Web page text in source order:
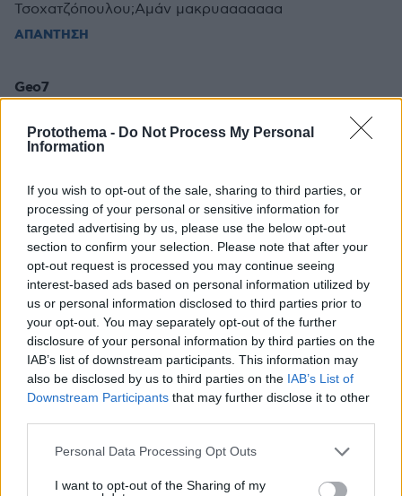
Protothema - Do Not Process My Personal
Information
If you wish to opt-out of the sale, sharing to third parties, or
processing of your personal or sensitive information for
targeted advertising by us, please use the below opt-out
section to confirm your selection. Please note that after your
opt-out request is processed you may continue seeing
interest-based ads based on personal information utilized by
us or personal information disclosed to third parties prior to
your opt-out. You may separately opt-out of the further
disclosure of your personal information by third parties on the
IAB’s list of downstream participants. This information may
also be disclosed by us to third parties on the IAB’s List of
Downstream Participants that may further disclose it to other
Please note that this website/app uses one or more Google
not limited to your visit or usage behaviour. You may click to
Personal Data Processing Opt Outs
I want to opt-out of the Sharing of my
Τσοχατζόπουλου;Αμάν μακρυααααααα
ΑΠΑΝΤΗΣΗ
Geo7
Ουστ!!!
ΑΠΑΝΤΗΣΗ
Τι περιμένεις άραγε
12.11.2023, 18:26
κε Τεμπονέρα ;Σε λίγο δε θα υπάρχει κόμμα.
ΑΠΑΝΤΗΣΗ
.....
12.11.2023, 18:14
και πάνω απόλα δε θα εκμεταλλευτεί τον θάνατο του
πατέρα του για να γίνει βουλευτής όπως δήλωνε και
τα εξαφάνισε από το ίντερνετ! απευθείας πρόεδρος!
έχουν καταλάβει αυτά τα τομματόσκυλα ότι είναι ένα
κόμμα και αντιπολιτεύονται την κυβέρνηση και όχι
τους ίδιους; αν δε θέλουν ας φύγουν μπας και
έχουμε επιτέλους αντιπολίτευση γιατί ξέφυγαν οι